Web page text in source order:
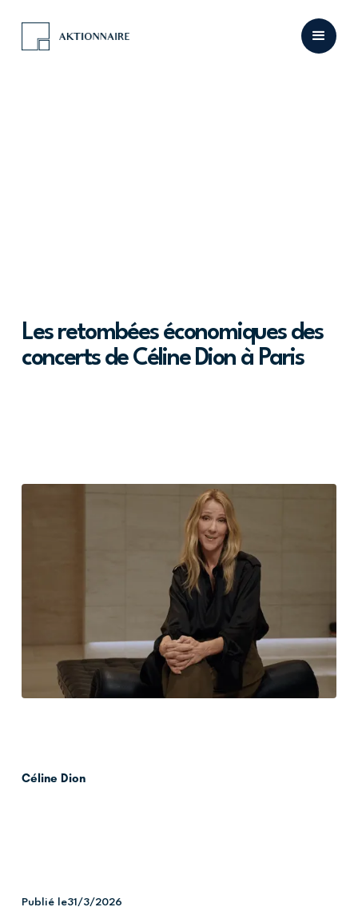
Les retombées économiques des
concerts de Céline Dion à Paris
Céline Dion
Publié le31/3/2026